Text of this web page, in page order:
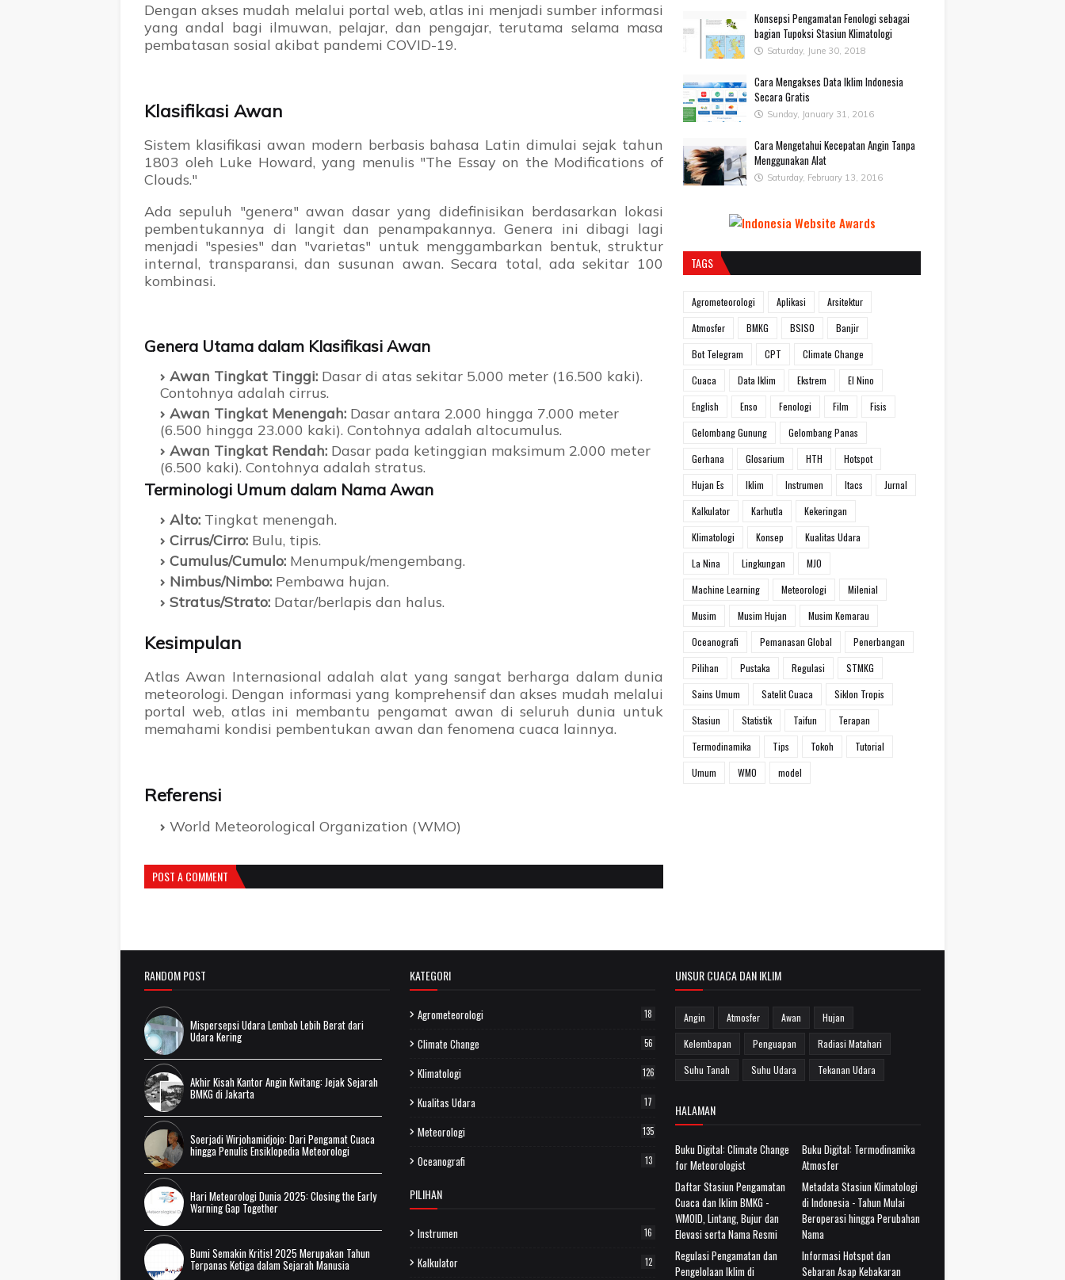
Dengan akses mudah melalui portal web, atlas ini menjadi sumber informasi
yang andal bagi ilmuwan, pelajar, dan pengajar, terutama selama masa
pembatasan sosial akibat pandemi COVID-19.
Klasifikasi Awan
Sistem klasifikasi awan modern berbasis bahasa Latin dimulai sejak tahun
1803 oleh Luke Howard, yang menulis "The Essay on the Modifications of
Clouds."
Ada sepuluh "genera" awan dasar yang didefinisikan berdasarkan lokasi
pembentukannya di langit dan penampakannya. Genera ini dibagi lagi
menjadi "spesies" dan "varietas" untuk menggambarkan bentuk, struktur
internal, transparansi, dan susunan awan. Secara total, ada sekitar 100
kombinasi.
Genera Utama dalam Klasifikasi Awan
Awan Tingkat Tinggi: Dasar di atas sekitar 5.000 meter (16.500 kaki).
Contohnya adalah cirrus.
Awan Tingkat Menengah: Dasar antara 2.000 hingga 7.000 meter
(6.500 hingga 23.000 kaki). Contohnya adalah altocumulus.
Awan Tingkat Rendah: Dasar pada ketinggian maksimum 2.000 meter
(6.500 kaki). Contohnya adalah stratus.
Terminologi Umum dalam Nama Awan
Alto: Tingkat menengah.
Cirrus/Cirro: Bulu, tipis.
Cumulus/Cumulo: Menumpuk/mengembang.
Nimbus/Nimbo: Pembawa hujan.
Stratus/Strato: Datar/berlapis dan halus.
Kesimpulan
Atlas Awan Internasional adalah alat yang sangat berharga dalam dunia
meteorologi. Dengan informasi yang komprehensif dan akses mudah melalui
portal web, atlas ini membantu pengamat awan di seluruh dunia untuk
memahami kondisi pembentukan awan dan fenomena cuaca lainnya.
Referensi
World Meteorological Organization (WMO)
POST A COMMENT
Konsepsi Pengamatan Fenologi sebagai
bagian Tupoksi Stasiun Klimatologi
Saturday, June 30, 2018
Cara Mengakses Data Iklim Indonesia
Secara Gratis
Sunday, January 31, 2016
Cara Mengetahui Kecepatan Angin Tanpa
Menggunakan Alat
Saturday, February 13, 2016
TAGS
Agrometeorologi Aplikasi
Arsitektur
Atmosfer
BMKG BSISO
Banjir
Bot Telegram
CPT
Climate Change
Cuaca
Data Iklim Ekstrem
El Nino
English
Enso Fenologi Film
Fisis
Gelombang Gunung
Gelombang Panas
Gerhana
Glosarium HTH
Hotspot
Hujan Es
Iklim Instrumen Itacs
Jurnal
Kalkulator
Karhutla
Kekeringan
Klimatologi
Konsep
Kualitas Udara
La Nina
Lingkungan
MJO
Machine Learning
Meteorologi
Milenial
Musim
Musim Hujan
Musim Kemarau
Oceanografi
Pemanasan Global
Penerbangan
Pilihan
Pustaka Regulasi
STMKG
Sains Umum
Satelit Cuaca
Siklon Tropis
Stasiun
Statistik Taifun
Terapan
Termodinamika
Tips Tokoh
Tutorial
Umum
WMO model
RANDOM POST
Mispersepsi Udara Lembab Lebih Berat dari
Udara Kering
Akhir Kisah Kantor Angin Kwitang: Jejak Sejarah
BMKG di Jakarta
Soerjadi Wirjohamidjojo: Dari Pengamat Cuaca
hingga Penulis Ensiklopedia Meteorologi
Hari Meteorologi Dunia 2025: Closing the Early
Warning Gap Together
Bumi Semakin Kritis! 2025 Merupakan Tahun
Terpanas Ketiga dalam Sejarah Manusia
KATEGORI
Agrometeorologi 18
Climate Change 56
Klimatologi 126
Kualitas Udara 17
Meteorologi 135
Oceanografi 13
PILIHAN
Instrumen 16
Kalkulator 12
UNSUR CUACA DAN IKLIM
Angin Atmosfer Awan
Hujan
Kelembapan
Penguapan
Radiasi Matahari
Suhu Tanah
Suhu Udara Tekanan Udara
HALAMAN
Buku Digital: Climate Change
for Meteorologist
Buku Digital: Termodinamika
Atmosfer
Daftar Stasiun Pengamatan
Cuaca dan Iklim BMKG -
WMOID, Lintang, Bujur dan
Elevasi serta Nama Resmi
Metadata Stasiun Klimatologi
di Indonesia - Tahun Mulai
Beroperasi hingga Perubahan
Nama
Regulasi Pengamatan dan
Pengelolaan Iklim di
Informasi Hotspot dan
Sebaran Asap Kebakaran